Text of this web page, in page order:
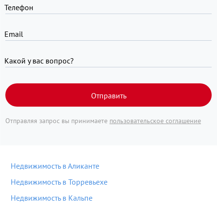
Телефон
Email
Какой у вас вопрос?
Отправить
Отправляя запрос вы принимаете пользовательское соглашение
Недвижимость в Аликанте
Недвижимость в Торревьехе
Недвижимость в Кальпе